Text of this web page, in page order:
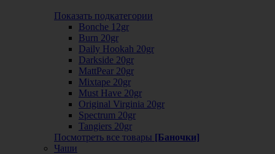
Показать подкатегории
Bonche 12gr
Burn 20gr
Daily Hookah 20gr
Darkside 20gr
MattPear 20gr
Mixtape 20gr
Must Have 20gr
Original Virginia 20gr
Spectrum 20gr
Tangiers 20gr
Посмотреть все товары [Баночки]
Чаши